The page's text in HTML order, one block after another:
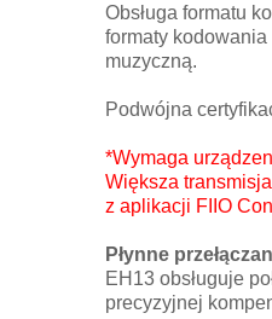
Obsługa formatu
formaty
muzyczną.
Podwójna
*Wymaga
Większa
z aplikacji FIIO
Płynne
EH13 obsługuje
precyzyjnej